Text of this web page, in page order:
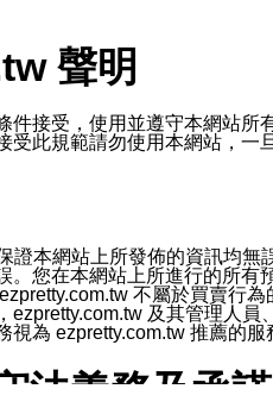
傳送重要訊息給您。即使未
息以對您有效且重要的訊息
設定中，同意接收通知型訊
LINE 官方帳號。
作如下：
」
，將不會接收到來自任何企業
聲明
件接受，使用並遵守本網站
受此規範請勿使用本網站，一
證本網站上所發佈的資訊均
。您在本網站上所進行的所有
不屬於買賣行
ezpretty.com.tw 及其管理人
視為 ezpretty.com.tw 推薦的
法義務及承諾